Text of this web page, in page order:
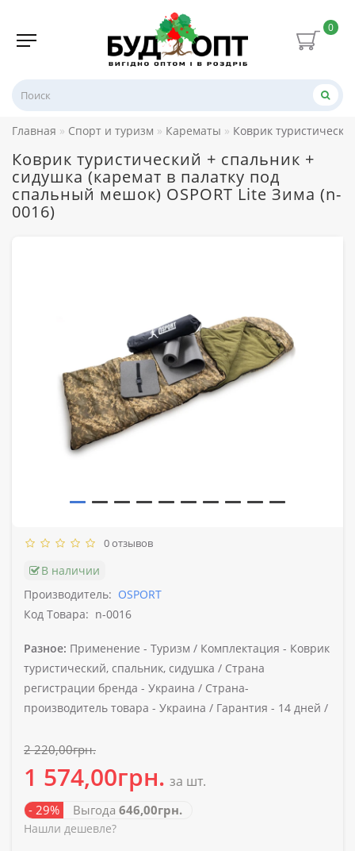
0
Главная Спорт и туризм Карематы Коврик
Коврик туристический + спальник +
сидушка (каремат в палатку под
спальный мешок) OSPORT Lite Зима (n-
0016)
0 отзывов
В наличии
Производитель: OSPORT
Код Товара: n-0016
Разное: Применение - Туризм / Комплектация - Коврик
туристический, спальник, сидушка / Страна
регистрации бренда - Украина / Страна-
производитель товара - Украина / Гарантия - 14 дней /
2 220,00грн.
1 574,00грн. за шт.
- 29% Выгода 646,00грн.
Нашли дешевле?